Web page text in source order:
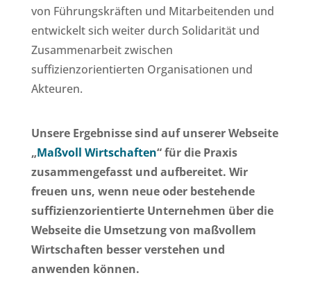
von Führungskräften und Mitarbeitenden und
entwickelt sich weiter durch Solidarität und
Zusammenarbeit zwischen
suffizienzorientierten Organisationen und
Akteuren.
Unsere Ergebnisse sind auf unserer Webseite
„Maßvoll Wirtschaften“ für die Praxis
zusammengefasst und aufbereitet. Wir
freuen uns, wenn neue oder bestehende
suffizienzorientierte Unternehmen über die
Webseite die Umsetzung von maßvollem
Wirtschaften besser verstehen und
anwenden können.